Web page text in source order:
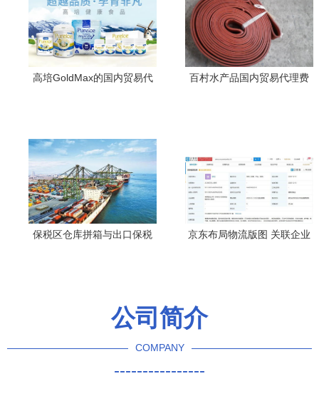
高培GoldMax的国内贸易代
百村水产品国内贸易代理费
保税区仓库拼箱与出口保税
京东布局物流版图 关联企业
公司简介
COMPANY
----------------